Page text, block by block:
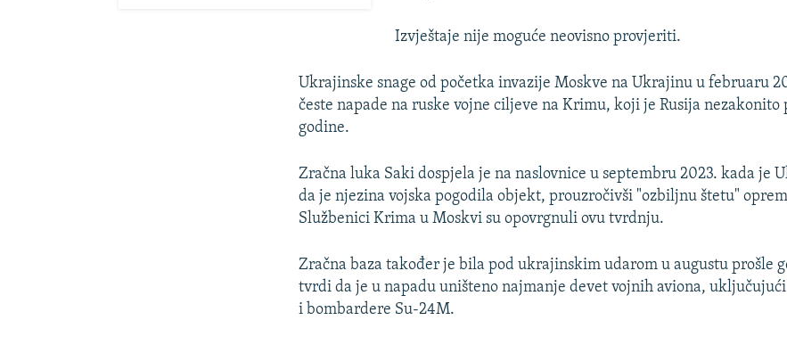
Izvještaje nije moguće neovisno provjeriti.
Ukrajinske snage od početka invazije Moskve na Ukrajinu u februaru
česte napade na ruske vojne ciljeve na Krimu, koji je Rusija nezakonito
godine.
Zračna luka Saki dospjela je na naslovnice u septembru 2023. kada je
da je njezina vojska pogodila objekt, prouzročivši "ozbiljnu štetu"
Službenici Krima u Moskvi su opovrgnuli ovu tvrdnju.
Zračna baza također je bila pod ukrajinskim udarom u augustu prošle
tvrdi da je u napadu uništeno najmanje devet vojnih aviona,
i bombardere Su-24M.